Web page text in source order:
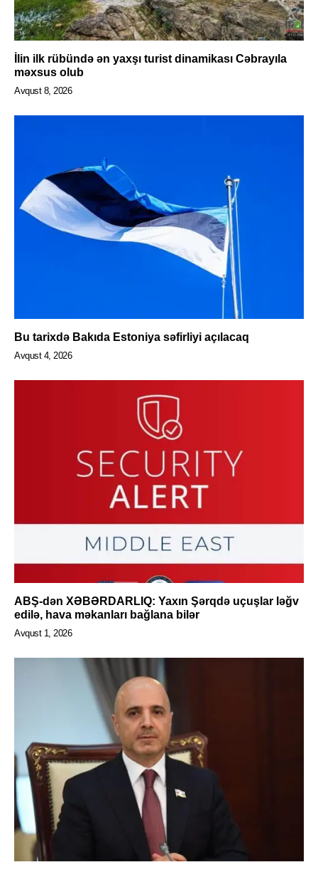
İlin ilk rübündə ən yaxşı turist dinamikası Cəbrayıla
məxsus olub
Avqust 8, 2026
Bu tarixdə Bakıda Estoniya səfirliyi açılacaq
Avqust 4, 2026
ABŞ-dən XƏBƏRDARLIQ: Yaxın Şərqdə uçuşlar ləğv
edilə, hava məkanları bağlana bilər
Avqust 1, 2026